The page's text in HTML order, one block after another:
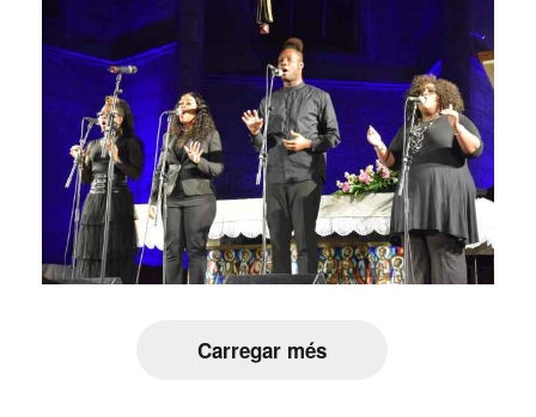
Carregar més